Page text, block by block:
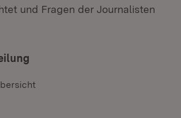
und Fragen der Journalisten